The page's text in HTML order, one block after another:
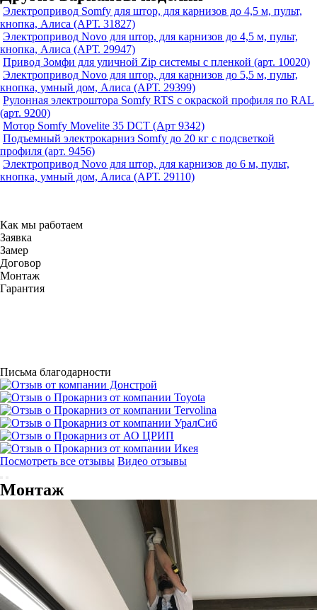
Электропривод Somfy для штор, для карнизов до 4,5 м, пульт,
кнопка, Алиса (АРТ. 31827)
Электропривод Novo для штор, для карнизов до 4,5 м, пульт,
кнопка, Алиса (АРТ. 29947)
Привод Зомфи для уличной Zip системы с пленкой (арт. 10020)
Электропривод Novo для штор, для карнизов до 5,5 м, пульт,
кнопка, умный дом, Алиса (АРТ. 29399)
Рулонная электроштора Somfy RTS с окраской профиля по RAL
(арт. 9200)
Мотор Somfy Movelite 35 DCT (Арт 9342)
Подъемный электрокарниз Somfy до 20 кг с подсветкой
профиля (арт. 9456)
Электропривод Novo для штор, для карнизов до 6 м, пульт,
кнопка, умный дом, Алиса (АРТ. 29110)
Как мы работаем
Заявка
Замер
Договор
Монтаж
Гарантия
Письма благодарности
Посмотреть все отзывы Видео отзывы
Монтаж